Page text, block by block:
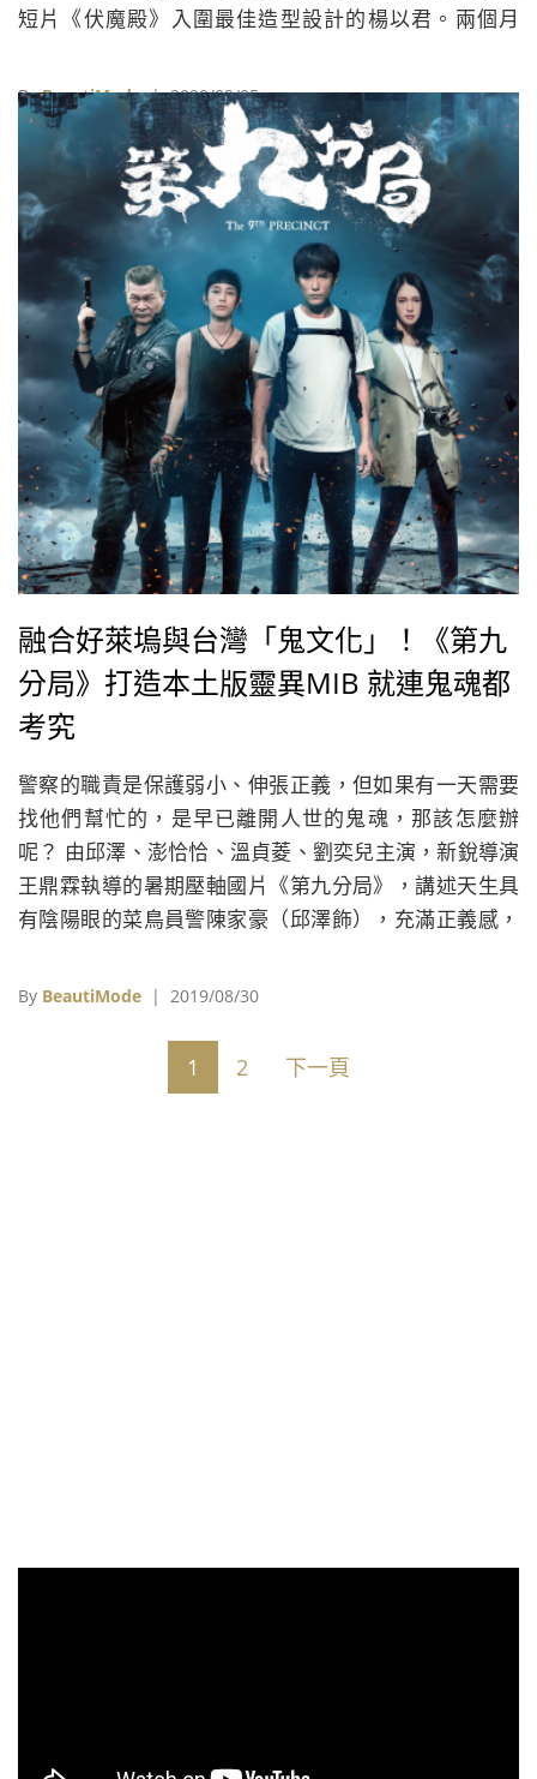
短片《伏魔殿》入圍最佳造型設計的楊以君。兩個月
大銀幕，我們再次拜訪，試圖從她個人的榮耀，延伸至
其團隊「覺藝工作室」的協作光譜，並一窺台灣特化產
業在風雨中的真實樣貌。
ByBeautiMode| 2020/09/05
融合好萊塢與台灣「鬼文化」！《第九
分局》打造本土版靈異MIB 就連鬼魂都
考究
警察的職責是保護弱小、伸張正義，但如果有一天需要
找他們幫忙的，是早已離開人世的鬼魂，那該怎麼辦
呢？ 由邱澤、澎恰恰、溫貞菱、劉奕兒主演，新銳導演
王鼎霖執導的暑期壓軸國片《第九分局》，講述天生具
有陰陽眼的菜鳥員警陳家豪（邱澤飾），充滿正義感，
場出勤意外後，他被迫離開警局，在老鳥警探老張（澎
局」，專門處理地上辦不了的靈異案件，卻意外捲入一
宗震驚社會的連環殺人命案……
By BeautiMode | 2019/08/30
1 2 下一頁